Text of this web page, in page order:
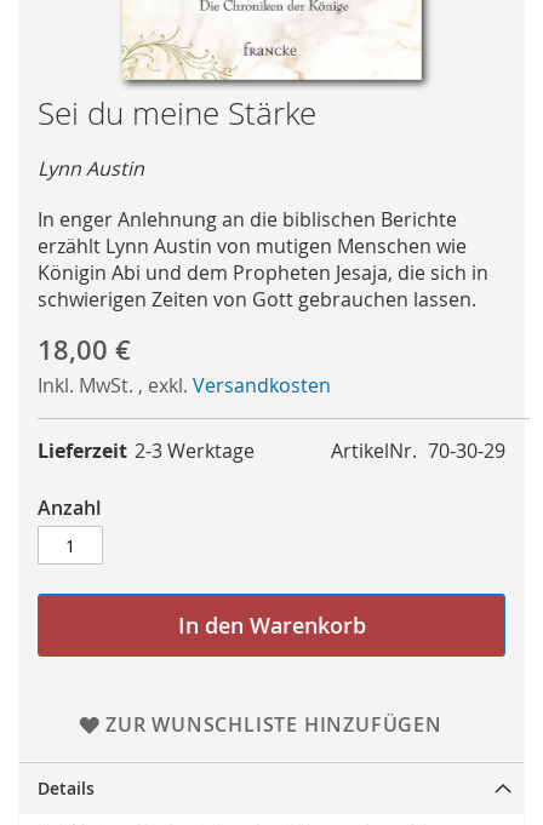
Skip
to
the
beginning
of
the
images
gallery
Sei du meine Stärke
Lynn Austin
In enger Anlehnung an die biblischen Berichte
erzählt Lynn Austin von mutigen Menschen wie
Königin Abi und dem Propheten Jesaja, die sich in
schwierigen Zeiten von Gott gebrauchen lassen.
18,00 €
Inkl. MwSt. , exkl. Versandkosten
ArtikelNr. 70-30-29
Lieferzeit 2-3 Werktage
Anzahl
In den Warenkorb
ZUR WUNSCHLISTE HINZUFÜGEN
Details